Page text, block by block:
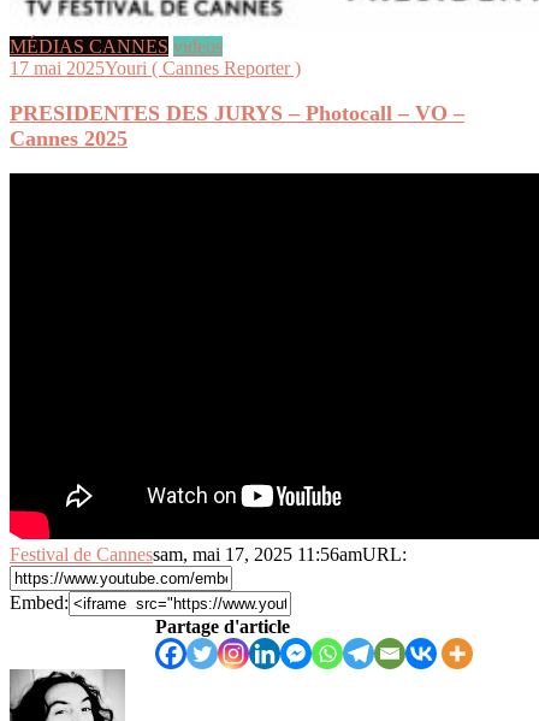
MÉDIAS CANNES videos
17 mai 2025Youri ( Cannes Reporter )
PRESIDENTES DES JURYS – Photocall – VO –
Cannes 2025
Festival de Cannessam, mai 17, 2025 11:56amURL:
Embed:
Partage d'article